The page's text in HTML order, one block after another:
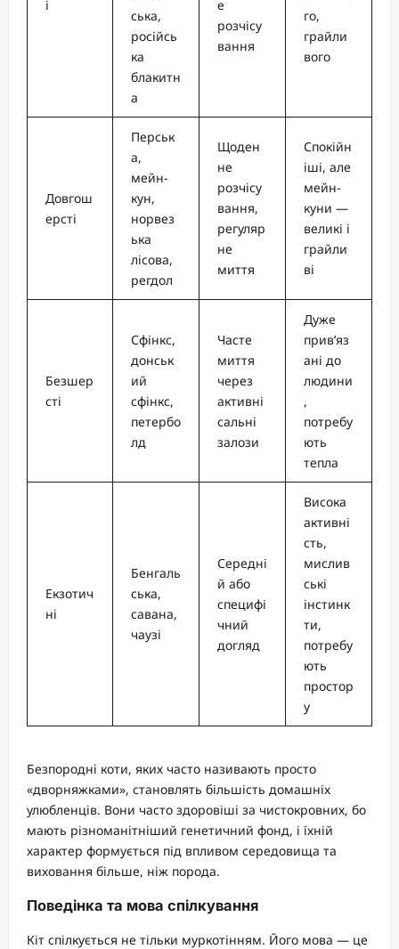
і
ська,
російсь
ка
блакитн
а
е
розчісу
вання
го,
грайли
вого
Довгош
ерсті
Перськ
а,
мейн-
кун,
норвез
ька
лісова,
регдол
Щоден
не
розчісу
вання,
регуляр
не
миття
Спокійн
іші, але
мейн-
куни —
великі і
грайли
ві
Безшер
сті
Сфінкс,
донськ
ий
сфінкс,
петербо
лд
Часте
миття
через
активні
сальні
залози
Дуже
прив’яз
ані до
людини
,
потребу
ють
тепла
Екзотич
ні
Бенгаль
ська,
савана,
чаузі
Середні
й або
специфі
чний
догляд
Висока
активні
сть,
мислив
ські
інстинк
ти,
потребу
ють
простор
у
Безпородні коти, яких часто називають просто
«дворняжками», становлять більшість домашніх
улюбленців. Вони часто здоровіші за чистокровних, бо
мають різноманітніший генетичний фонд, і їхній
характер формується під впливом середовища та
виховання більше, ніж порода.
Поведінка та мова спілкування
Кіт спілкується не тільки муркотінням. Його мова — це